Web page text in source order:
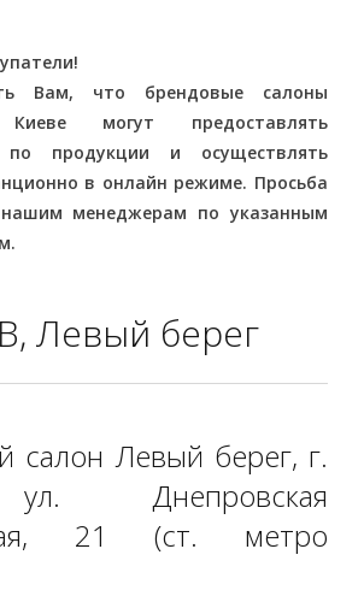
Вам, что брендовые салоны
могут предоставлять
по продукции и осуществлять
в онлайн режиме. Просьба
менеджерам по указанным
Левый берег
салон Левый берег, г.
Днепровская
21 (ст. метро